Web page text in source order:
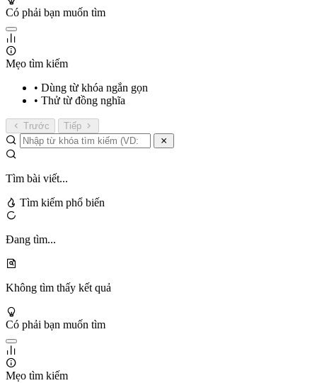
Có phải bạn muốn tìm
Mẹo tìm kiếm
• Dùng từ khóa ngắn gọn
• Thử từ đồng nghĩa
Trước Tiếp
Tìm bài viết...
Tìm kiếm phổ biến
Đang tìm...
Không tìm thấy kết quả
Có phải bạn muốn tìm
Mẹo tìm kiếm